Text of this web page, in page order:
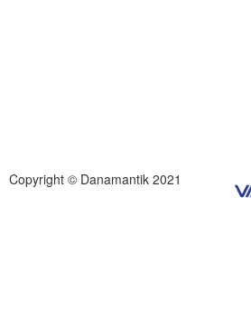
Copyright © Danamantik 2021